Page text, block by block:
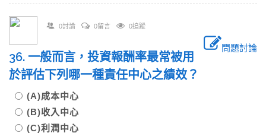
0討論 0留言 0追蹤
問題討論
36. 一般而言，投資報酬率最常被用
於評估下列哪一種責任中心之績效？
(A)成本中心
(B)收入中心
(C)利潤中心